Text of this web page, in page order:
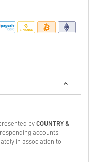
by COUNTRY &
accounts.
in association to